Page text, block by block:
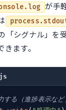
が手
「シグナル」を
ます。
る（進捗表示など